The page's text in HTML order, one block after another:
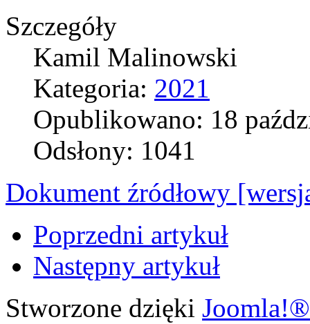
Szczegóły
Kamil Malinowski
Kategoria: 2021
Opublikowano: 18
Odsłony: 1041
Dokument źródłowy
Poprzedni artykuł
Następny artykuł
Stworzone dzięki Joomla!®